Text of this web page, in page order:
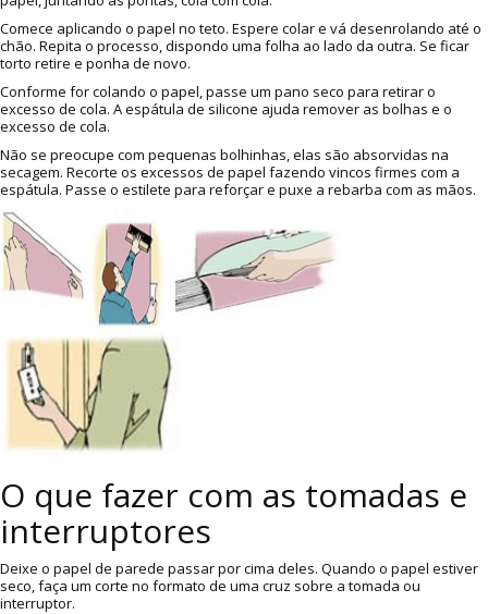
Comece aplicando o papel no teto. Espere colar e vá desenrolando até o
chão. Repita o processo, dispondo uma folha ao lado da outra. Se ficar
torto retire e ponha de novo.
Conforme for colando o papel, passe um pano seco para retirar o
excesso de cola. A espátula de silicone ajuda remover as bolhas e o
excesso de cola.
Não se preocupe com pequenas bolhinhas, elas são absorvidas na
secagem. Recorte os excessos de papel fazendo vincos firmes com a
espátula. Passe o estilete para reforçar e puxe a rebarba com as mãos.
O que fazer com as tomadas e
interruptores
Deixe o papel de parede passar por cima deles. Quando o papel estiver
seco, faça um corte no formato de uma cruz sobre a tomada ou
interruptor.